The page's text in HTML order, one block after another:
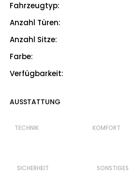
Fahrzeugtyp:
Anzahl Türen:
Anzahl Sitze:
Farbe:
Verfügbarkeit:
AUSSTATTUNG
TECHNIK KOMFORT
SICHERHEIT SONSTIGES